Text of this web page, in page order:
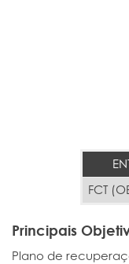
FCT
Principais
Plano de